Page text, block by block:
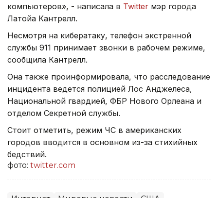
компьютеров», - написала в Twitter мэр города
Латойа Кантрелл.
Несмотря на кибератаку, телефон экстренной
службы 911 принимает звонки в рабочем режиме,
сообщила Кантрелл.
Она также проинформировала, что расследование
инцидента ведется полицией Лос Анджелеса,
Национальной гвардией, ФБР Нового Орлеана и
отделом Секретной службы.
Стоит отметить, режим ЧС в американских
городов вводится в основном из-за стихийных
бедствий.
фото: twitter.com